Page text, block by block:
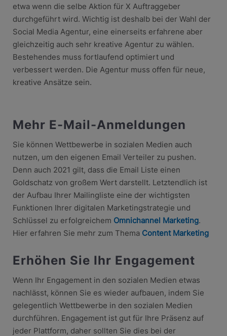
etwa wenn die selbe Aktion für X Auftraggeber
durchgeführt wird. Wichtig ist deshalb bei der Wahl der
Social Media Agentur, eine einerseits erfahrene aber
gleichzeitig auch sehr kreative Agentur zu wählen.
Bestehendes muss fortlaufend optimiert und
verbessert werden. Die Agentur muss offen für neue,
kreative Ansätze sein.
Mehr E-Mail-Anmeldungen
Sie können Wettbewerbe in sozialen Medien auch
nutzen, um den eigenen Email Verteiler zu pushen.
Denn auch 2021 gilt, dass die Email Liste einen
Goldschatz von großem Wert darstellt. Letztendlich ist
der Aufbau Ihrer Mailingliste eine der wichtigsten
Funktionen Ihrer digitalen Marketingstrategie und
Schlüssel zu erfolgreichem Omnichannel Marketing.
Hier erfahren Sie mehr zum Thema Content Marketing
Erhöhen Sie Ihr Engagement
Wenn Ihr Engagement in den sozialen Medien etwas
nachlässt, können Sie es wieder aufbauen, indem Sie
gelegentlich Wettbewerbe in den sozialen Medien
durchführen. Engagement ist gut für Ihre Präsenz auf
jeder Plattform, daher sollten Sie dies bei der